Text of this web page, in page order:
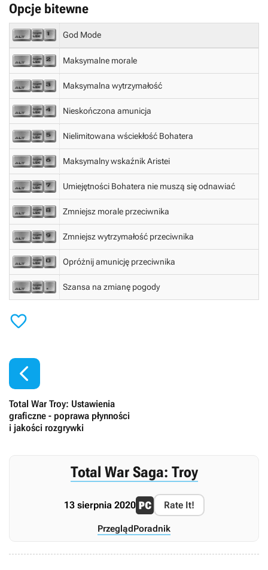
Opcje bitewne
God Mode
Maksymalne morale
Maksymalna wytrzymałość
Nieskończona amunicja
Nielimitowana wściekłość Bohatera
Maksymalny wskaźnik Aristei
Umiejętności Bohatera nie muszą się odnawiać
Zmniejsz morale przeciwnika
Zmniejsz wytrzymałość przeciwnika
Opróżnij amunicję przeciwnika
Szansa na zmianę pogody


Total War Troy: Ustawienia
graficzne - poprawa płynności
i jakości rozgrywki
Total War Saga: Troy
13 sierpnia 2020 Rate It!
PrzeglądPoradnik